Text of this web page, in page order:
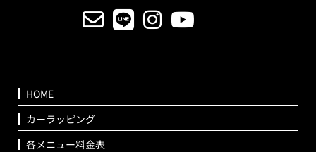
HOME
カーラッピング
各メニュー料金表